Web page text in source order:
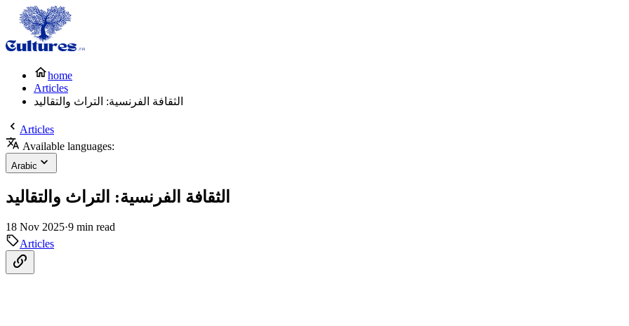
home
Articles
الثقافة الفرنسية: التراث والتقاليد
Articles
Available languages:
Arabic
الثقافة الفرنسية: التراث والتقاليد
18 Nov 2025·9 min read
Articles